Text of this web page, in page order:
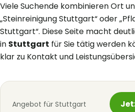
Viele Suchende kombinieren Ort
„Steinreinigung Stuttgart“ oder
Stuttgart“. Diese Seite macht
in Stuttgart für Sie tätig werden
klar zu Kontakt und
Angebot für Stuttgart